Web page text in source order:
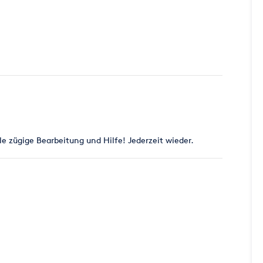
zügige Bearbeitung und Hilfe! Jederzeit wieder.